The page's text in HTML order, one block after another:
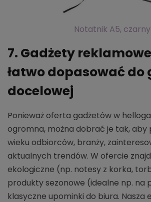
Notatnik A5, czarny
7. Gadżety
łatwo dopasować do
docelowej
Ponieważ oferta gadżetów w
ogromna, można dobrać je tak, aby
wieku odbiorców, branży,
aktualnych trendów. W ofercie
ekologiczne (np. notesy z korka,
produkty sezonowe (idealne np. na
klasyczne upominki do biura. Nasza